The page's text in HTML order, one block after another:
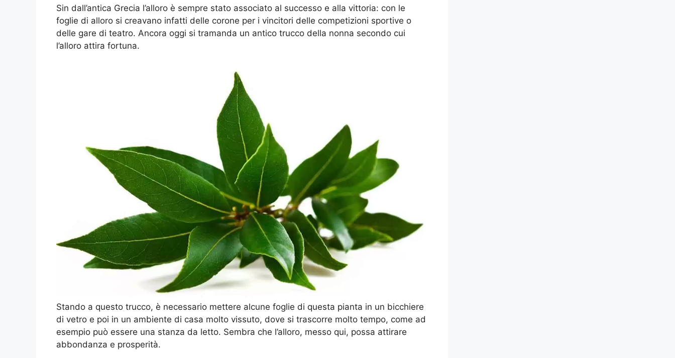
Sin dall’antica Grecia l’alloro è sempre stato associato al successo e alla vittoria: con le
foglie di alloro si creavano infatti delle corone per i vincitori delle competizioni sportive o
delle gare di teatro. Ancora oggi si tramanda un antico trucco della nonna secondo cui
l’alloro attira fortuna.
Stando a questo trucco, è necessario mettere alcune foglie di questa pianta in un bicchiere
di vetro e poi in un ambiente di casa molto vissuto, dove si trascorre molto tempo, come ad
esempio può essere una stanza da letto. Sembra che l’alloro, messo qui, possa attirare
abbondanza e prosperità.